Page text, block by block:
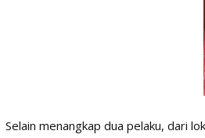
Selain menangkap dua pelaku, dari